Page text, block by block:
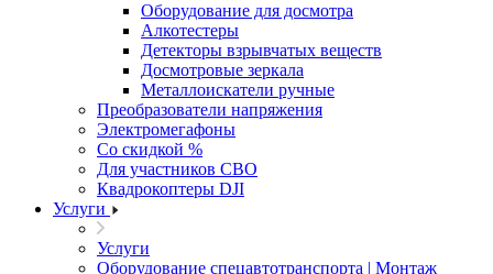
Оборудование для досмотра
Алкотестеры
Детекторы взрывчатых веществ
Досмотровые зеркала
Металлоискатели ручные
Преобразователи напряжения
Электромегафоны
Со скидкой %
Для участников СВО
Квадрокоптеры DJI
Услуги
Услуги
Оборудование спецавтотранспорта | Монтаж